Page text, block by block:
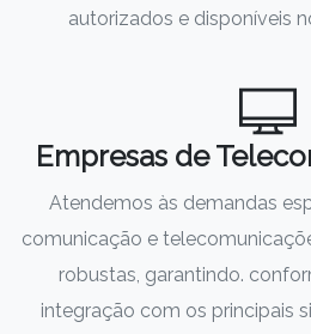
autorizados e disponíveis
Empresas de
Atendemos às demandas
comunicação e
robustas, garantindo.
integração com os principais